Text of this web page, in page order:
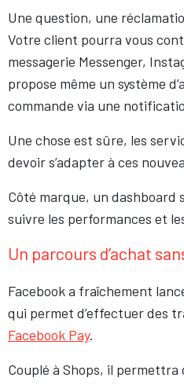
Une question, une
Votre client pourra vous
messagerie Messenger,
propose même un système
commande via une
Une chose est sûre, les
devoir s’adapter à ces
Côté marque, un
suivre les performances et
Un parcours d’achat
Facebook a fraîchement
qui permet d’effectuer des
Facebook Pay.
Couplé à Shops, il